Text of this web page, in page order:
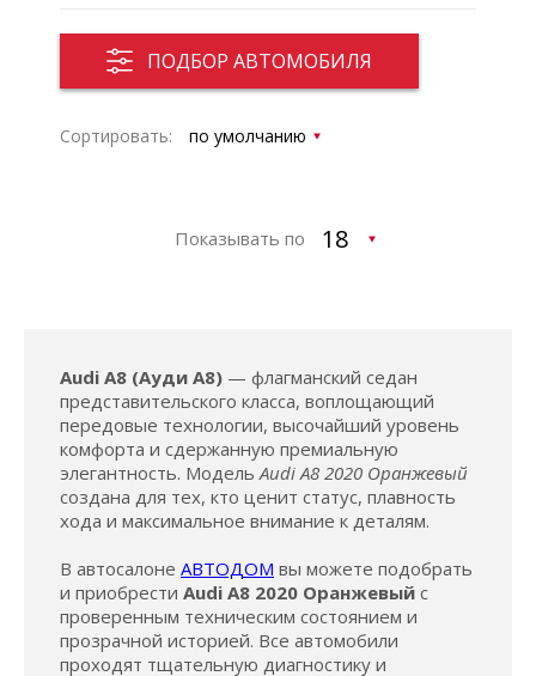
ПОДБОР АВТОМОБИЛЯ
Сортировать:
Показывать по
Audi A8 (Ауди А8) — флагманский седан
представительского класса, воплощающий
передовые технологии, высочайший уровень
комфорта и сдержанную премиальную
элегантность. МодельAudi A8 2020 Оранжевый
создана для тех, кто ценит статус, плавность
хода и максимальное внимание к деталям.
В автосалоне АВТОДОМ вы можете подобрать
и приобрести Audi A8 2020 Оранжевый с
проверенным техническим состоянием и
прозрачной историей. Все автомобили
проходят тщательную диагностику и